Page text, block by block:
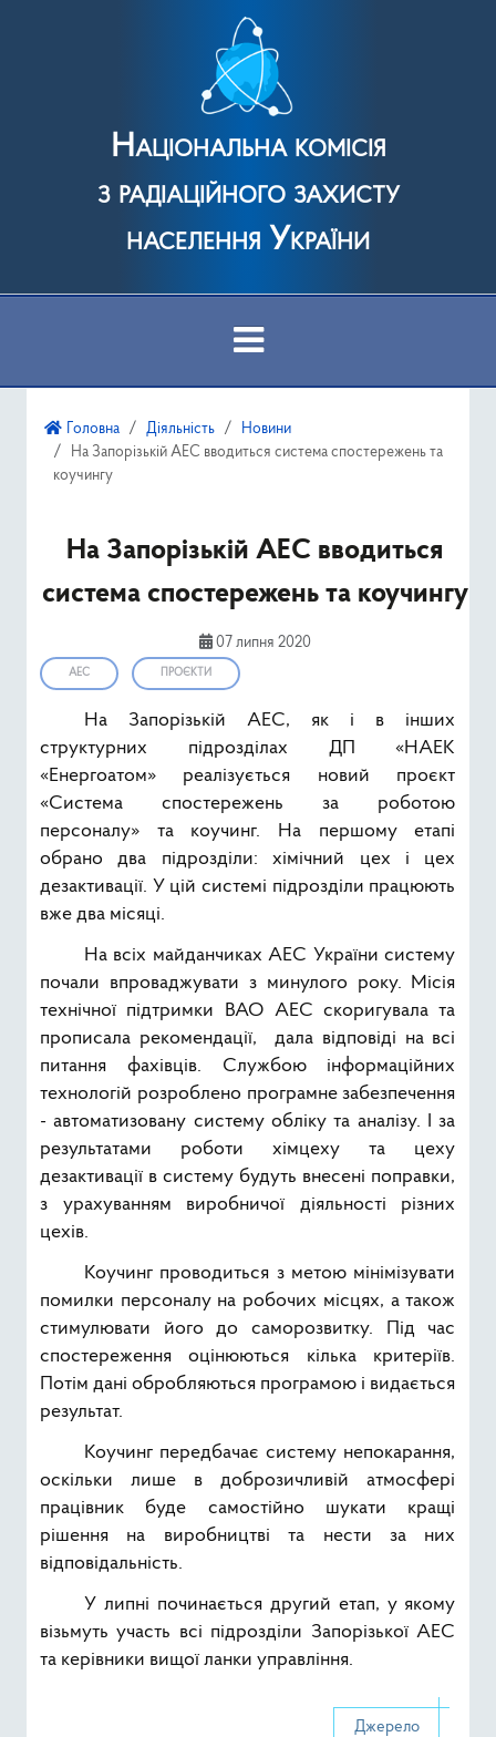
Національна комісія
з радіаційного захисту
населення України
Діяльність
Головна Діяльність
Новини
На Запорізькій АЕС вводиться система спостережень та
коучингу
На Запорізькій АЕС вводиться
система спостережень та коучингу
07 липня 2020
АЕС ПРОЄКТИ
На Запорізькій АЕС, як і в інших
структурних підрозділах ДП «НАЕК
«Енергоатом» реалізується новий проєкт
«Система спостережень за роботою
персоналу» та коучинг. На першому етапі
обрано два підрозділи: хімічний цех і цех
дезактивації. У цій системі підрозділи працюють
вже два місяці.
На всіх майданчиках АЕС України систему
почали впроваджувати з минулого року. Місія
технічної підтримки ВАО АЕС скоригувала та
прописала рекомендації, дала відповіді на всі
питання фахівців. Службою інформаційних
технологій розроблено програмне забезпечення
- автоматизовану систему обліку та аналізу. І за
результатами роботи хімцеху та цеху
дезактивації в систему будуть внесені поправки,
з урахуванням виробничої діяльності різних
цехів.
Коучинг проводиться з метою мінімізувати
помилки персоналу на робочих місцях, а також
стимулювати його до саморозвитку. Під час
спостереження оцінюються кілька критеріїв.
Потім дані обробляються програмою і видається
результат.
Коучинг передбачає систему непокарання,
оскільки лише в доброзичливій атмосфері
працівник буде самостійно шукати кращі
рішення на виробництві та нести за них
відповідальність.
У липні починається другий етап, у якому
візьмуть участь всі підрозділи Запорізької АЕС
та керівники вищої ланки управління.
Джерело